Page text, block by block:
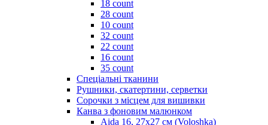
18 count
28 count
10 count
32 count
22 count
16 count
35 count
Спеціальні тканини
Рушники, скатертини, серветки
Сорочки з місцем для вишивки
Канва з фоновим малюнком
Aida 16, 27х27 см (Voloshka)